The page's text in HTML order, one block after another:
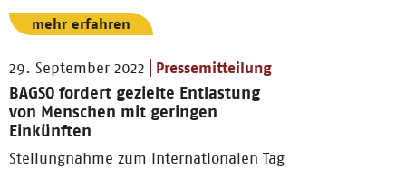
aufzeigen.
mehr erfahren
29. September 2022 Pressemitteilung
BAGSO fordert gezielte Entlastung
von Menschen mit geringen
Einkünften
Stellungnahme zum Internationalen Tag